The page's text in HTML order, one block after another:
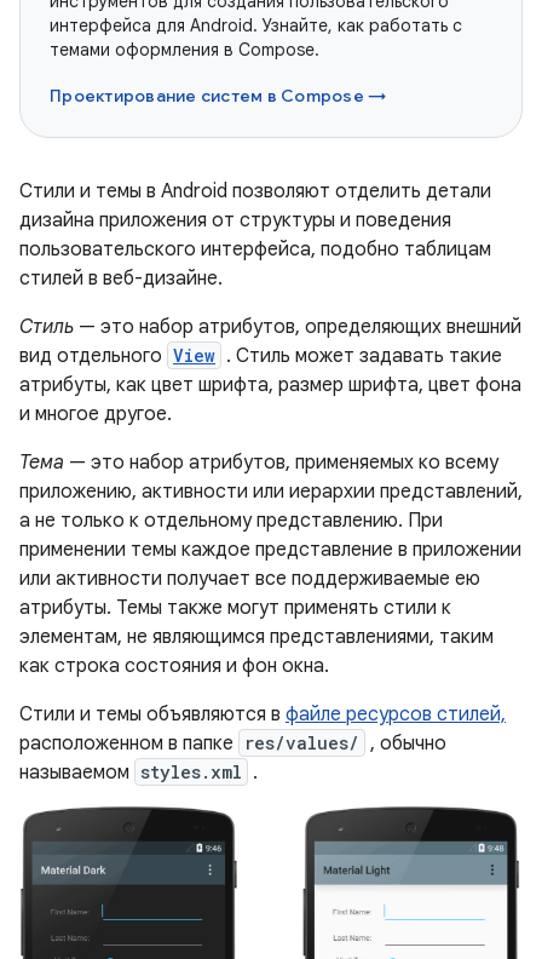
интерфейса для Android. Узнайте, как работать с
темами оформления в Compose.
Проектирование систем в Compose →
Стили и темы в Android позволяют отделить детали
дизайна приложения от структуры и поведения
пользовательского интерфейса, подобно таблицам
стилей в веб-дизайне.
Стиль — это набор атрибутов, определяющих внешний
вид отдельного View . Стиль может задавать такие
атрибуты, как цвет шрифта, размер шрифта, цвет фона
и многое другое.
Тема — это набор атрибутов, применяемых ко всему
приложению, активности или иерархии представлений,
а не только к отдельному представлению. При
применении темы каждое представление в приложении
или активности получает все поддерживаемые ею
атрибуты. Темы также могут применять стили к
элементам, не являющимся представлениями, таким
как строка состояния и фон окна.
Стили и темы объявляются в файле ресурсов стилей,
расположенном в папке
res/values/ , обычно
называемом styles.xml .